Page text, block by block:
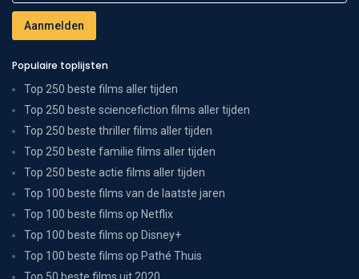
Populaire toplijsten
Top 250 beste films aller tijden
Top 250 beste sciencefiction films aller tijden
Top 250 beste thriller films aller tijden
Top 250 beste familie films aller tijden
Top 250 beste actie films aller tijden
Top 100 beste films van de laatste jaren
Top 100 beste films op Netflix
Top 100 beste films op Disney+
Top 100 beste films op Pathé Thuis